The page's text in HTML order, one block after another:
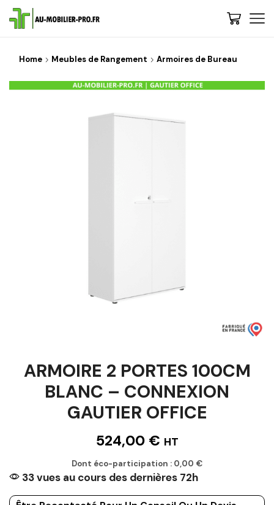
Home Meubles de Rangement Armoires de Bureau
ARMOIRE 2 PORTES 100CM
BLANC – CONNEXION
GAUTIER OFFICE
524,00 € HT
Dont éco-participation : 0,00 €
33 vues au cours des dernières 72h